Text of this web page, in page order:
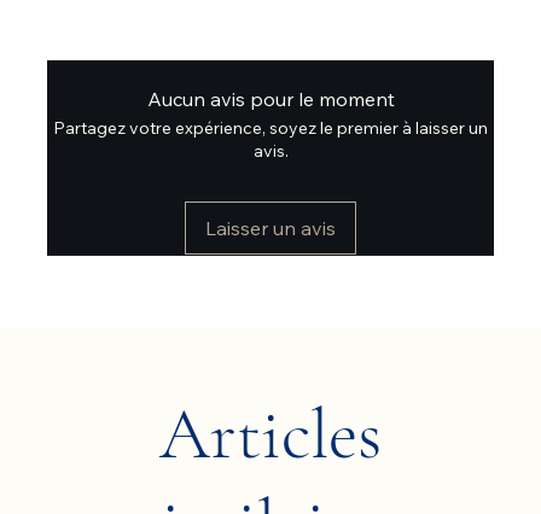
Aucun avis pour le moment
Partagez votre expérience, soyez le premier à laisser un
avis.
Laisser un avis
Articles